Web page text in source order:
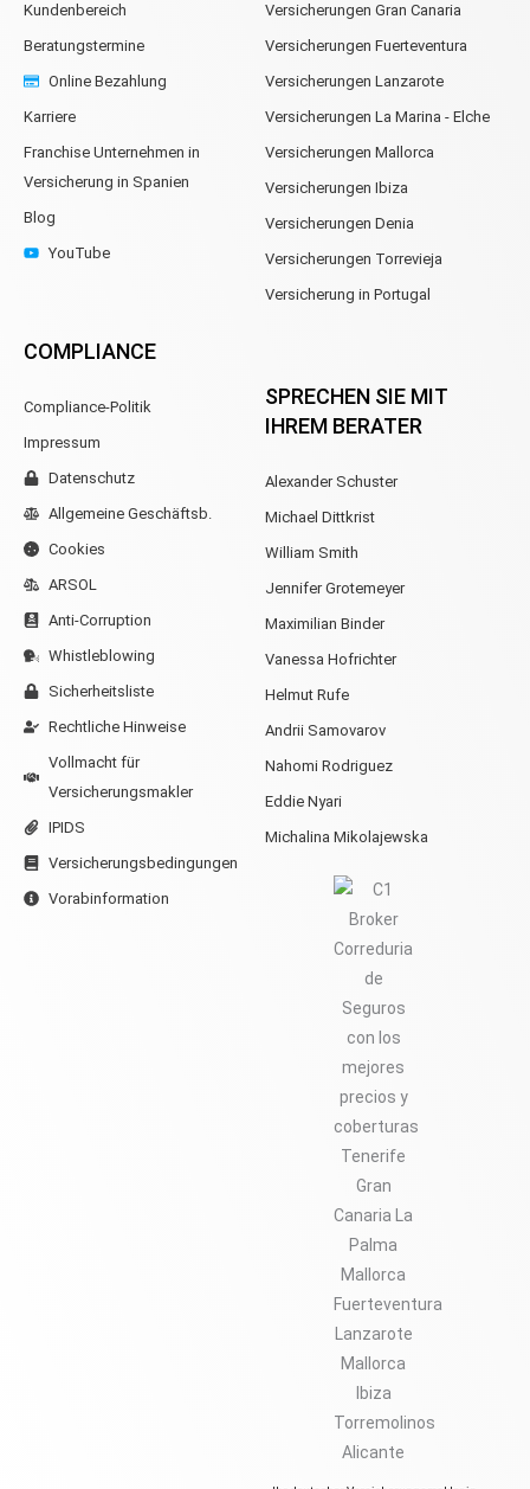
Kundenbereich
Beratungstermine
Online Bezahlung
Karriere
Franchise Unternehmen in
Versicherung in Spanien
Blog
YouTube
COMPLIANCE
Compliance-Politik
Impressum
Datenschutz
Allgemeine Geschäftsb.
Cookies
ARSOL
Anti-Corruption
Whistleblowing
Sicherheitsliste
Rechtliche Hinweise
Vollmacht für
Versicherungsmakler
IPIDS
Versicherungsbedingungen
Vorabinformation
Versicherungen Gran Canaria
Versicherungen Fuerteventura
Versicherungen Lanzarote
Versicherungen La Marina - Elche
Versicherungen Mallorca
Versicherungen Ibiza
Versicherungen Denia
Versicherungen Torrevieja
Versicherung in Portugal
SPRECHEN SIE MIT
IHREM BERATER
Alexander Schuster
Michael Dittkrist
William Smith
Jennifer Grotemeyer
Maximilian Binder
Vanessa Hofrichter
Helmut Rufe
Andrii Samovarov
Nahomi Rodriguez
Eddie Nyari
Michalina Mikolajewska